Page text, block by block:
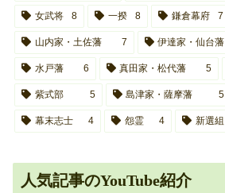
女武将 8 一揆 8 鎌倉幕府 7
山内家・土佐藩 7 伊達家・仙台藩
水戸藩 6 真田家・松代藩 5
紫式部 5 島津家・薩摩藩 5
幕末志士 4 怨霊 4 新選組
人気記事のYouTube紹介